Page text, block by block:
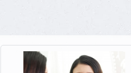
今後とも丁寧なケアを提供してまい